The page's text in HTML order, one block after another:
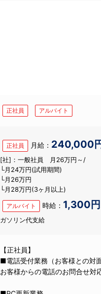
正社員 アルバイト
正社員 月給： 240,000
[社]：一般社員 月26万円～/
└月24万円(試用期間)
└月26万円
└月28万円(3ヶ月以上)
アルバイト 時給： 1,300円
ガソリン代支給
【正社員】
■電話受付業務（お客様との対
お客様からの電話のお問合せ対